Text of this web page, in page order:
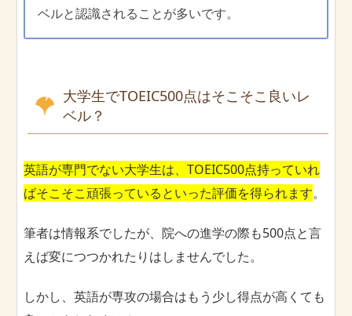
ベルと認識されることが多いです。
大学生でTOEIC500点はそこそこ良いレ
ベル？
英語が専門でない大学生は、TOEIC500点持っていれ
ばそこそこ頑張っているといった評価を得られます。
筆者は情報系でしたが、院への進学の際も500点と言
えば変につつかれたりはしませんでした。
しかし、英語が専攻の場合はもう少し得点が高くても